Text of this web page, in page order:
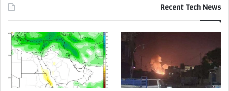
Recent Tech News